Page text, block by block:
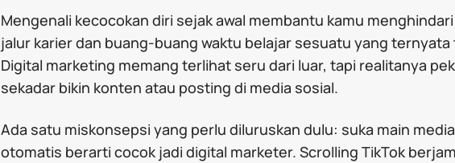
Mengenali kecocokan diri sejak awal membantu kamu
jalur karier dan buang-buang waktu belajar sesuatu yang ternyata
Digital marketing memang terlihat seru dari luar, tapi realitanya
sekadar bikin konten atau posting di media sosial.
Ada satu miskonsepsi yang perlu diluruskan dulu: suka main
otomatis berarti cocok jadi digital marketer. Scrolling TikTok